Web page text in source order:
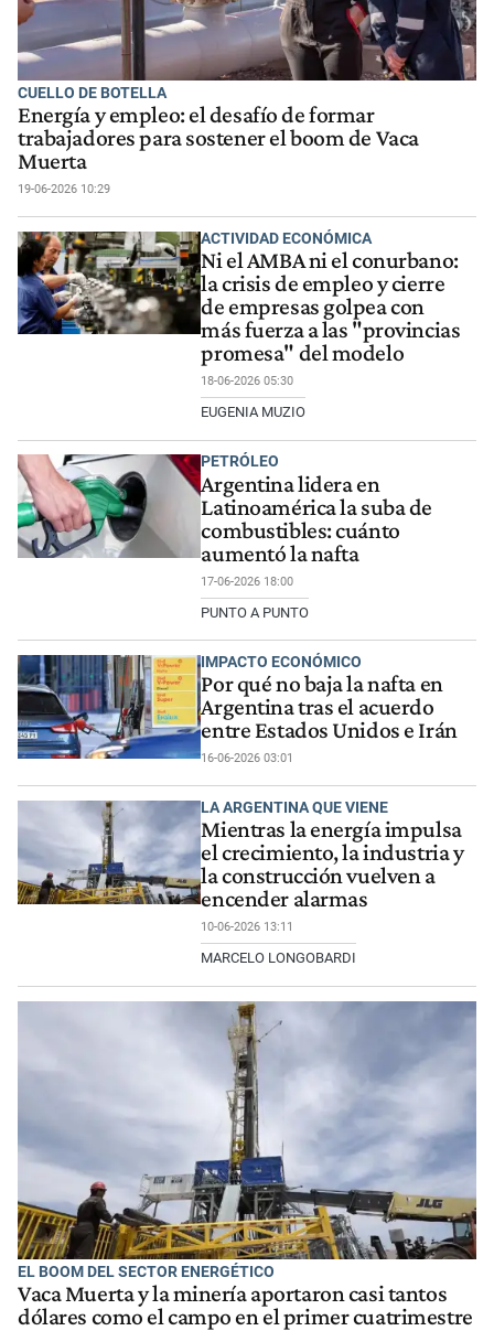
CUELLO DE BOTELLA
Energía y empleo: el desafío de formar
trabajadores para sostener el boom de Vaca
Muerta
19-06-2026 10:29
ACTIVIDAD ECONÓMICA
Ni el AMBA ni el conurbano:
la crisis de empleo y cierre
de empresas golpea con
más fuerza a las "provincias
promesa" del modelo
18-06-2026 05:30
EUGENIA MUZIO
PETRÓLEO
Argentina lidera en
Latinoamérica la suba de
combustibles: cuánto
aumentó la nafta
17-06-2026 18:00
PUNTO A PUNTO
IMPACTO ECONÓMICO
Por qué no baja la nafta en
Argentina tras el acuerdo
entre Estados Unidos e Irán
16-06-2026 03:01
LA ARGENTINA QUE VIENE
Mientras la energía impulsa
el crecimiento, la industria y
la construcción vuelven a
encender alarmas
10-06-2026 13:11
MARCELO LONGOBARDI
EL BOOM DEL SECTOR ENERGÉTICO
Vaca Muerta y la minería aportaron casi tantos
dólares como el campo en el primer cuatrimestre